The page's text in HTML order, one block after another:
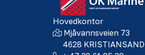
Hovedkontor
Mjåvannsveien 73
4628 KRISTIANSAND